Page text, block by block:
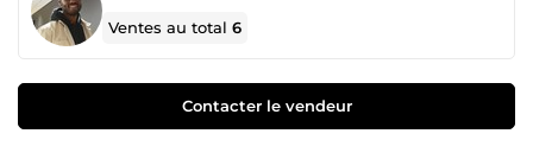
Ventes au total6
Contacter le vendeur